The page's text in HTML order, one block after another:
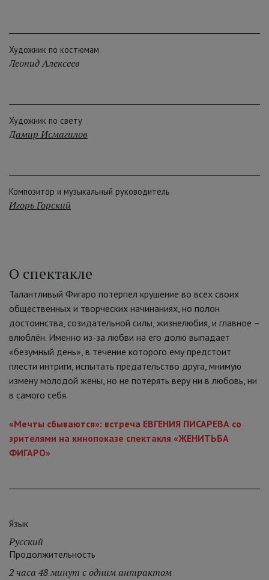
Художник по костюмам
Леонид Алексеев
Художник по свету
Дамир Исмагилов
Композитор и музыкальный руководитель
Игорь Горский
О спектакле
Талантливый Фигаро потерпел крушение во всех своих
общественных и творческих начинаниях, но полон
достоинства, созидательной силы, жизнелюбия, и главное –
влюблён. Именно из-за любви на его долю выпадает
«безумный день», в течение которого ему предстоит
плести интриги, испытать предательство друга, мнимую
измену молодой жены, но не потерять веру ни в любовь, ни
в самого себя.
«Мечты сбываются»: встреча ЕВГЕНИЯ ПИСАРЕВА со
зрителями на кинопоказе спектакля «ЖЕНИТЬБА
ФИГАРО»
Язык
Русский
Продолжительность
2 часа 48 минут с одним антрактом